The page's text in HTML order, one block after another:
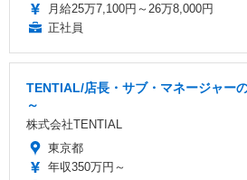
月給25万7,100円～26万8,000円
正社員
TENTIAL/店長・サブ・マネージャー
～
株式会社TENTIAL
東京都
年収350万円～